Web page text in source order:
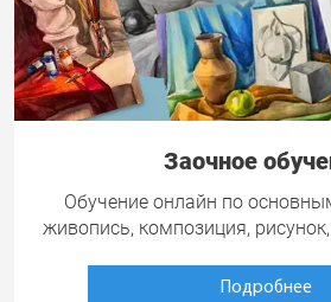
Заочное
Обучение онлайн по
живопись, композиция,
Подробнее